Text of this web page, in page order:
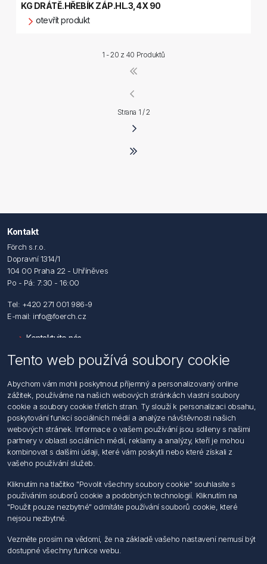
KG DRÁTĚ.HŘEBÍK ZÁP.HL.3,4X 90
otevřít produkt
1 - 20 z 40 Produktů
Strana 1 / 2
Kontakt
Förch s.r.o.
Dopravní 1314/1
104 00 Praha 22 - Uhříněves
Po - Pá: 7:30 - 16:00
Tel: +420 271 001 986-9
E-mail: info@foerch.cz
Kontaktujte nás
Hledat
Dodržování předpisů
Zásady zpracování osobních údajů fyzických osob
Podmínky zasílání elektronických dokumentu
Všeobecné dodací a obchodní podmínky
Informace o nakládaní s elektroodpadem
Můj účet
Můj účet
Objednávky
Adresy
Tento web používá soubory cookie
Abychom vám mohli poskytnout příjemný a personalizovaný online
zážitek, používáme na našich webových stránkách vlastní soubory
cookie a soubory cookie třetích stran. Ty slouží k personalizaci obsahu,
poskytování funkcí sociálních médií a analýze návštěvnosti našich
webových stránek. Informace o vašem používání jsou sdíleny s našimi
partnery v oblasti sociálních médií, reklamy a analýzy, kteří je mohou
kombinovat s dalšími údaji, které vám poskytli nebo které získali z
vašeho používání služeb.
Kliknutím na tlačítko "Povolit všechny soubory cookie" souhlasíte s
používáním souborů cookie a podobných technologií. Kliknutím na
"Použit pouze nezbytné" odmítáte používání souborů cookie, které
nejsou nezbytné.
Vezměte prosím na vědomí, že na základě vašeho nastavení nemusí být
dostupné všechny funkce webu.